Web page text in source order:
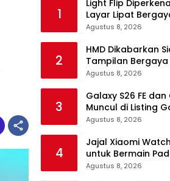
1
Light Flip
Layar Lipat
Agustus 8, 2026
2
HMD Dikabarkan
Tampilan Bergaya
Ponsel Android
Agustus 8, 2026
3
Galaxy S26 FE
Muncul di Listing
Segera Rilis?
Agustus 8, 2026
4
Jajal Xiaomi
untuk Bermain
Kemampuannya
Agustus 8, 2026